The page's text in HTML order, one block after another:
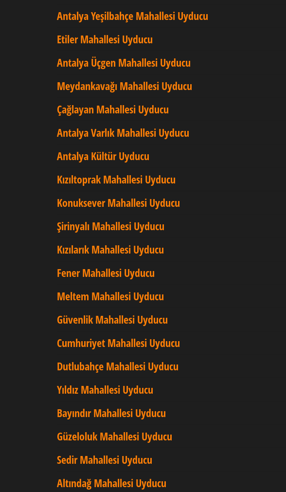
Antalya Yeşilbahçe Mahallesi Uyducu
Etiler Mahallesi Uyducu
Antalya Üçgen Mahallesi Uyducu
Meydankavağı Mahallesi Uyducu
Çağlayan Mahallesi Uyducu
Antalya Varlık Mahallesi Uyducu
Antalya Kültür Uyducu
Kızıltoprak Mahallesi Uyducu
Konuksever Mahallesi Uyducu
Şirinyalı Mahallesi Uyducu
Kızılarık Mahallesi Uyducu
Fener Mahallesi Uyducu
Meltem Mahallesi Uyducu
Güvenlik Mahallesi Uyducu
Cumhuriyet Mahallesi Uyducu
Dutlubahçe Mahallesi Uyducu
Yıldız Mahallesi Uyducu
Bayındır Mahallesi Uyducu
Güzeloluk Mahallesi Uyducu
Sedir Mahallesi Uyducu
Altındağ Mahallesi Uyducu